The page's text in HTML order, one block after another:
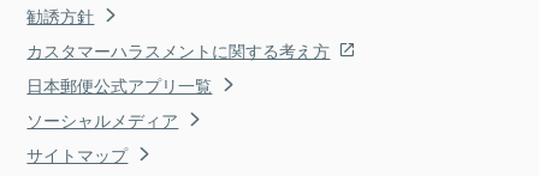
勧誘方針
カスタマーハラスメントに関する考え方
日本郵便公式アプリ一覧
ソーシャルメディア
サイトマップ